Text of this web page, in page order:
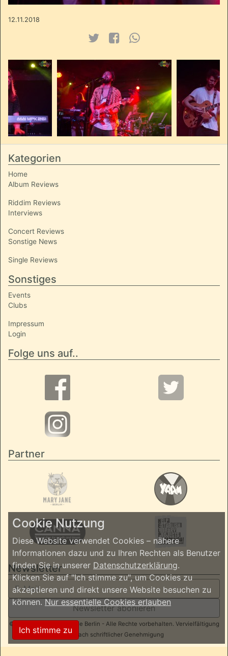
12.11.2018
Kategorien
Home
Album Reviews
Riddim Reviews
Interviews
Concert Reviews
Sonstige News
Single Reviews
Sonstiges
Events
Clubs
Impressum
Login
Folge uns auf..
Partner
Newsletter
Newsletter abonieren
© 2026 ReggaeInBerlin.de Berlin - Alle Rechte vorbehalten. Vervielfältigung
nur nach schriftlicher Genehmigung
Cookie Nutzung
Diese Website verwendet Cookies – nähere
Informationen dazu und zu Ihren Rechten als Benutzer
finden Sie in unserer Datenschutzerklärung.
Klicken Sie auf "Ich stimme zu", um Cookies zu
akzeptieren und direkt unsere Website besuchen zu
können.Nur essentielle Cookies erlauben
Ich stimme zu